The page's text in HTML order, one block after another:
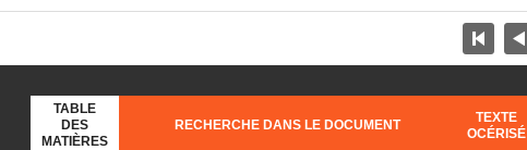
TABLE
DES
MATIÈRES
RECHERCHE DANS LE DOCUMENT
TEXTE
OCÉRISÉ